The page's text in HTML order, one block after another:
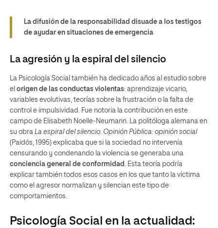
La difusión de la responsabilidad disuade a los testigos
de ayudar en situaciones de emergencia
La agresión y la espiral del silencio
La Psicología Social también ha dedicado años al estudio sobre
el origen de las conductas violentas: aprendizaje vicario,
variables evolutivas, teorías sobre la frustración o la falta de
control e impulsividad. Fue notoria la contribución en este
campo de Elisabeth Noelle-Neumann. La politóloga alemana en
su obra La espiral del silencio. Opinión Pública: opinión social
(Paidós, 1995) explicaba que si la sociedad no intervenía
censurando y condenando la violencia se generaba una
conciencia general de conformidad . Esta teoría podría
explicar también todos esos casos en los que tanto la víctima
como el agresor normalizan y silencian este tipo de
comportamientos.
Psicología Social en la actualidad: